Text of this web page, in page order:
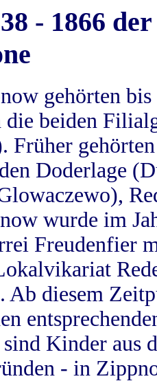
- 1866
gehörten
beiden
Früher
Doderlage
wurde im
Freudenfier
Ab diesem
Kinder aus
- in